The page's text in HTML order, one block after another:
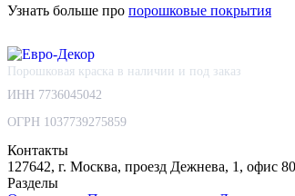
Узнать больше про порошковые покрытия
Порошковая краска в наличии и под заказ
ИНН 7736045042
ОГРН 1037739275859
Контакты
127642, г. Москва, проезд Дежнева, 1, офис
Разделы